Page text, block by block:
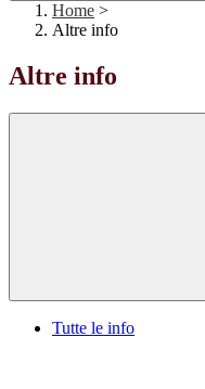
Home >
Altre info
Altre info
Tutte le info